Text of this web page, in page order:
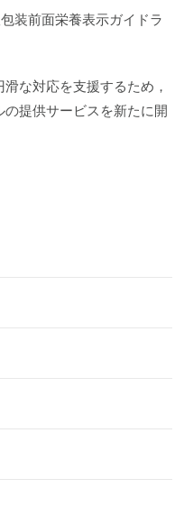
装前面栄養表示ガイドラ
な対応を支援するため，
提供サービスを新たに開